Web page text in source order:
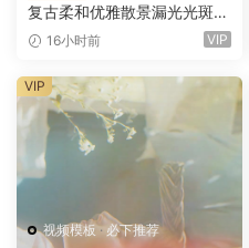
复古柔和优雅散景漏光光斑划
痕纹理叠加4K无缝转场过渡
16小时前 VIP
视频模板· 必下推荐
VIP